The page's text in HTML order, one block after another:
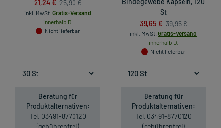
21,24 € 25,90 €
inkl. MwSt. Gratis-Versand
innerhalb D.
Nicht lieferbar
Beratung für
Produktalternativen:
Tel. 03491-8770120
(gebührenfrei)
Bindegewebe Kapseln, 120
St
39,65 € 39,95 €
inkl. MwSt. Gratis-Versand
innerhalb D.
Nicht lieferbar
Beratung für
Produktalternativen:
Tel. 03491-8770120
(gebührenfrei)